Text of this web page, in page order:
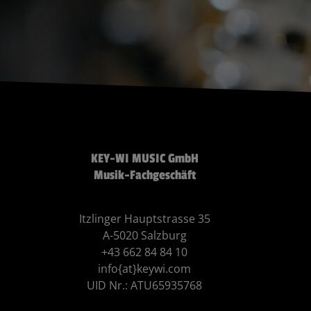
KEY-WI MUSIC GmbH
Musik-Fachgeschäft
Itzlinger Hauptstrasse 35
A-5020 Salzburg
+43 662 84 84 10
info{at}keywi.com
UID Nr.: ATU65935768